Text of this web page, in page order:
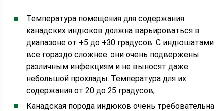
Температура помещения для содержания
канадских индюков должна варьироваться в
диапазоне от +5 до +30 градусов. С индюшатами
все гораздо сложнее: они очень подвержены
различным инфекциям и не выносят даже
небольшой прохлады. Температура для их
содержания от 20 до 25 градусов;
Канадская порода индюков очень требовательна